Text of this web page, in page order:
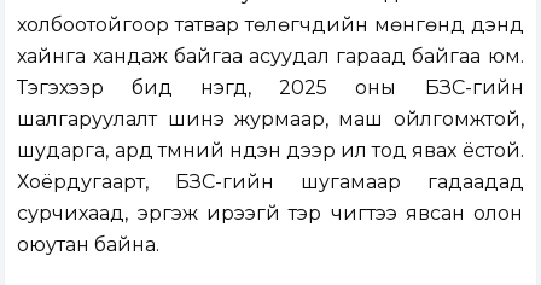
холбоотойгоор татвар төлөгчдийн мөнгөнд дэндүү
хайнга хандаж байгаа асуудал гараад байгаа юм.
Тэгэхээр бид нэгд, 2025 оны БЗС-гийн
шалгаруулалт шинэ журмаар, маш ойлгомжтой,
шударга, ард түмний нүдэн дээр ил тод явах ёстой.
Хоёрдугаарт, БЗС-гийн шугамаар гадаадад
сурчихаад, эргэж ирээгүй тэр чигтээ явсан олон
оюутан байна.